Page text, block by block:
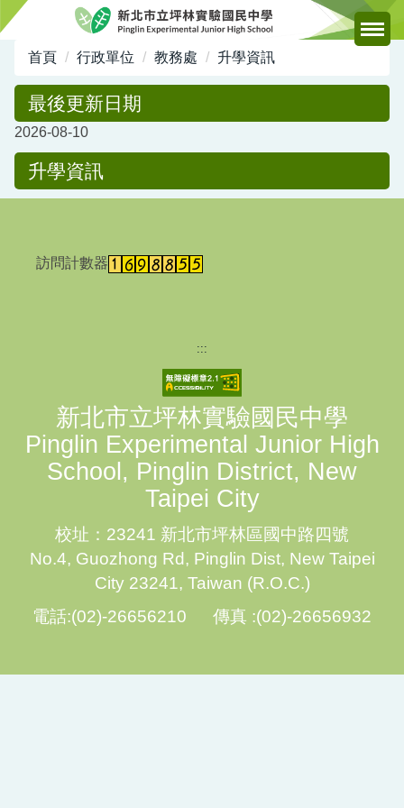
跳
容
首頁 行政單位 教務處 升學資訊
最後更新日期
2026-08-10
升學資訊
訪問計數器
:::
新北市立坪林實驗國民中學
Pinglin Experimental Junior High
School, Pinglin District, New
Taipei City
校址：23241 新北市坪林區國中路四號
No.4, Guozhong Rd, Pinglin Dist, New Taipei
City 23241, Taiwan (R.O.C.)
電話:(02)-26656210 傳真 :(02)-26656932